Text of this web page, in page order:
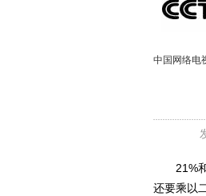
中国网络电
21%和
还要乘以